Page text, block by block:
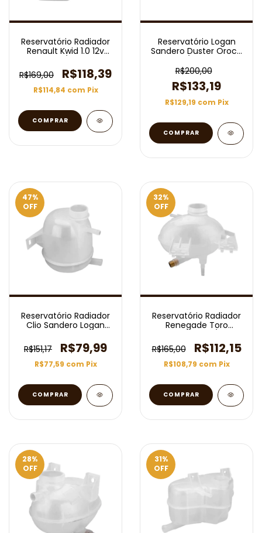
Reservatório Radiador
Renault Kwid 1.0 12v
R$169,00
R$118,39
R$114,84 com Pix
Reservatório Logan
Sandero Duster Oroch
R$200,00
R$133,19
R$129,19 com Pix
47%
OFF
Reservatório Radiador
Clio Sandero Logan
R$151,17
R$79,99
R$77,59 com Pix
32%
OFF
Reservatório Radiador
Renegade Toro
R$165,00
R$112,15
R$108,79 com Pix
28%
OFF
31%
OFF